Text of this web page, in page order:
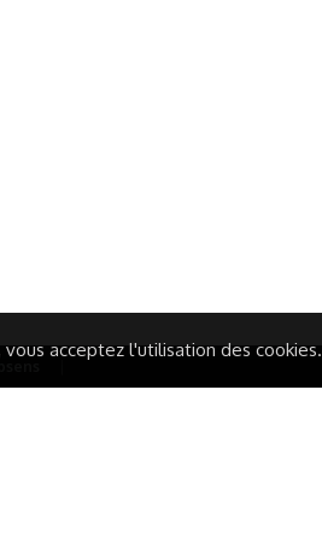
acceptez l'utilisation des cookies.